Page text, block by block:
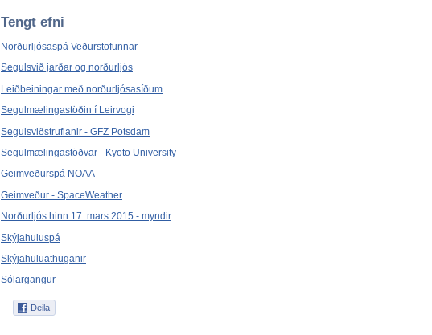
Tengt efni
Norðurljósaspá Veðurstofunnar
Segulsvið jarðar og norðurljós
Leiðbeiningar með norðurljósasíðum
Segulmælingastöðin í Leirvogi
Segulsviðstruflanir - GFZ Potsdam
Segulmælingastöðvar - Kyoto University
Geimveðurspá NOAA
Geimveður - SpaceWeather
Norðurljós hinn 17. mars 2015 - myndir
Skýjahuluspá
Skýjahuluathuganir
Sólargangur